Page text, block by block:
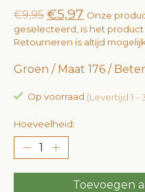
€9,95 €5,97 Onze
geselecteerd, is het
Retourneren is altijd mogelijk.
Groen / Maat 176 /
Op voorraad (Levertijd:1
Hoeveelheid:
Toevoegen